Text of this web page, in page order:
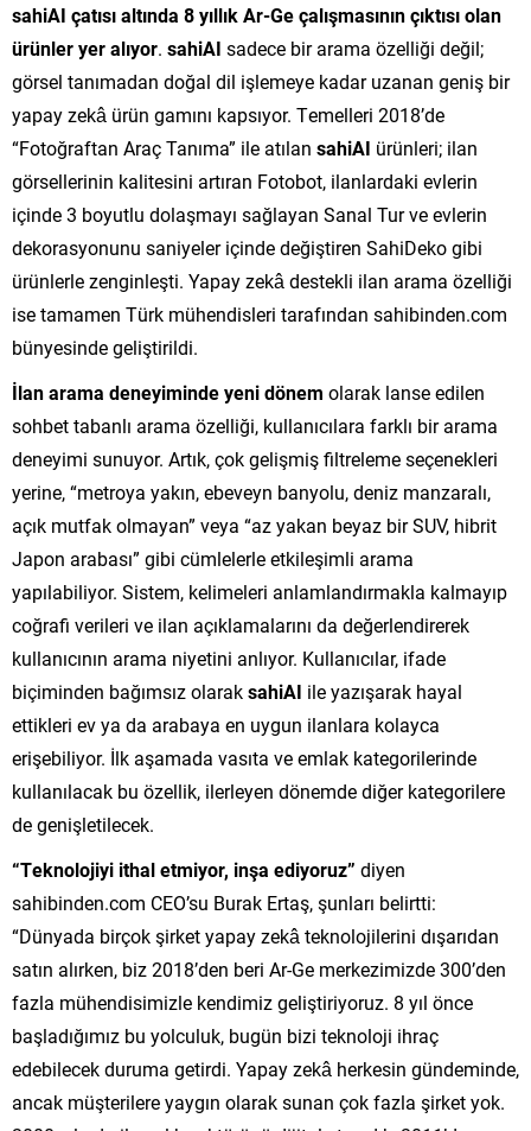
sahiAI çatısı altında 8 yıllık Ar-Ge çalışmasının çıktısı olan
ürünler yer alıyor. sahiAI sadece bir arama özelliği değil;
görsel tanımadan doğal dil işlemeye kadar uzanan geniş bir
yapay zekâ ürün gamını kapsıyor. Temelleri 2018’de
“Fotoğraftan Araç Tanıma” ile atılan sahiAI ürünleri; ilan
görsellerinin kalitesini artıran Fotobot, ilanlardaki evlerin
içinde 3 boyutlu dolaşmayı sağlayan Sanal Tur ve evlerin
dekorasyonunu saniyeler içinde değiştiren SahiDeko gibi
ürünlerle zenginleşti. Yapay zekâ destekli ilan arama özelliği
ise tamamen Türk mühendisleri tarafından sahibinden.com
bünyesinde geliştirildi.
İlan arama deneyiminde yeni dönem olarak lanse edilen
sohbet tabanlı arama özelliği, kullanıcılara farklı bir arama
deneyimi sunuyor. Artık, çok gelişmiş filtreleme seçenekleri
yerine, “metroya yakın, ebeveyn banyolu, deniz manzaralı,
açık mutfak olmayan” veya “az yakan beyaz bir SUV, hibrit
Japon arabası” gibi cümlelerle etkileşimli arama
yapılabiliyor. Sistem, kelimeleri anlamlandırmakla kalmayıp
coğrafi verileri ve ilan açıklamalarını da değerlendirerek
kullanıcının arama niyetini anlıyor. Kullanıcılar, ifade
biçiminden bağımsız olaraksahiAI ile yazışarak hayal
ettikleri ev ya da arabaya en uygun ilanlara kolayca
erişebiliyor. İlk aşamada vasıta ve emlak kategorilerinde
kullanılacak bu özellik, ilerleyen dönemde diğer kategorilere
de genişletilecek.
“Teknolojiyi ithal etmiyor, inşa ediyoruz” diyen
sahibinden.com CEO’su Burak Ertaş, şunları belirtti:
“Dünyada birçok şirket yapay zekâ teknolojilerini dışarıdan
satın alırken, biz 2018’den beri Ar-Ge merkezimizde 300’den
fazla mühendisimizle kendimiz geliştiriyoruz. 8 yıl önce
başladığımız bu yolculuk, bugün bizi teknoloji ihraç
edebilecek duruma getirdi. Yapay zekâ herkesin gündeminde,
ancak müşterilere yaygın olarak sunan çok fazla şirket yok.